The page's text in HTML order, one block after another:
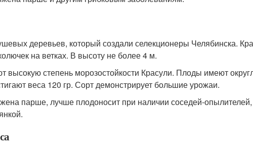
деревьев, который создали селекционеры Челябинска.
на ветках. В высоту не более 4 м.
высокую степень морозостойкости Красули. Плоды имеют
веса 120 гр. Сорт демонстрирует большие урожаи.
парше, лучше плодоносит при наличии соседей-